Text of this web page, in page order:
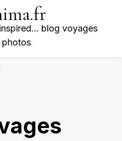
blog voyages
photos